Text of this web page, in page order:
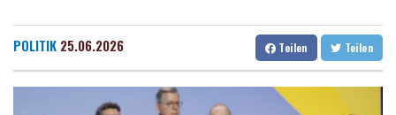
Salzburg
Baden-Baden
32 °C
Nächster Dreifachsieg für Aprilia - Fernández triumphiert
Verkehrsminister Bilger will Boni von Bahnmanagern an Ziele
knüpfen
POLITIK 25.06.2026 Teilen Teilen